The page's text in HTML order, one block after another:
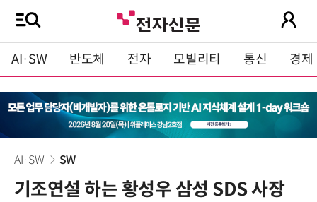
AI·SW 반도체 전자 모빌리티 통신 경제
AI·SW SW
기조연설 하는 황성우 삼성 SDS 사장